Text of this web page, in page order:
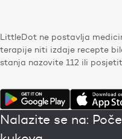
LittleDot ne postavlja
terapije niti izdaje recepte
stanja nazovite 112 ili
Nalazite se na: